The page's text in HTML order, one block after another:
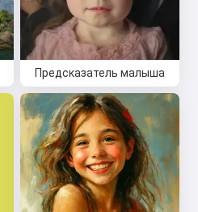
Предсказатель малыша